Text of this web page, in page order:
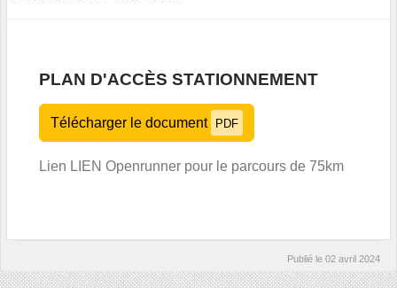
PLAN D'ACCÈS STATIONNEMENT
Télécharger le document PDF
Lien LIEN Openrunner pour le parcours de 75km
Publié le 02 avril 2024